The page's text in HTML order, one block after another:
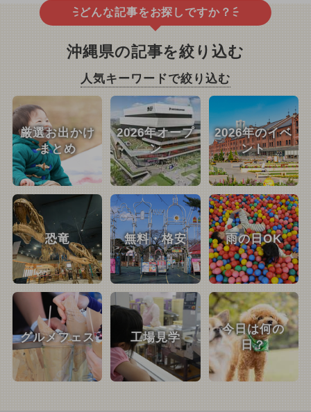
どんな記事をお探しですか？
沖縄県の記事を絞り込む
人気キーワードで絞り込む
厳選お出かけ
まとめ
2026年オープ
ン
2026年のイベ
ント
恐竜 無料・格安 雨の日OK
グルメフェス 工場見学
今日は何の
日？